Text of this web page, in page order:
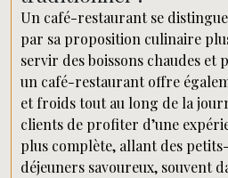
Un café-restaurant se
par sa proposition culinaire
servir des boissons chaudes et
un café-restaurant offre
et froids tout au long de la
clients de profiter d’une
plus complète, allant des
déjeuners savoureux, souvent